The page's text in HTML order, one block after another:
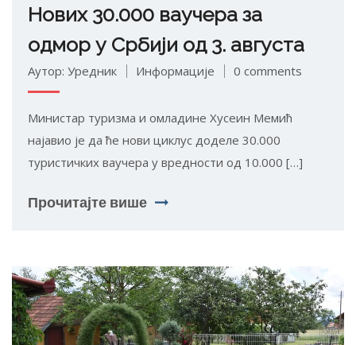
Нових 30.000 ваучера за
одмор у Србији од 3. августа
Аутор: Уредник Информације 0 comments
Министар туризма и омладине Хусеин Мемић
најавио је да ће нови циклус доделе 30.000
туристичких ваучера у вредности од 10.000 […]
Прочитајте више